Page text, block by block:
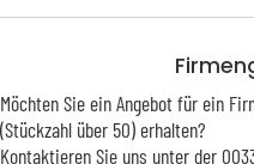
Möchten Sie ein Angebot für ein
(Stückzahl über 50) erhalten?
Kontaktieren Sie uns unter der